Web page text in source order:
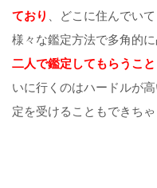
ており 、どこに住んでい
様々な鑑定方法で多角的
二人で鑑定してもらうこ
いに行くのはハードルが
定を受けることもできちゃ